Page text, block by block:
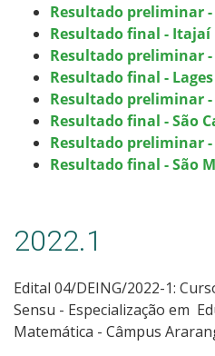
Resultado preliminar
Resultado final - Itajaí
Resultado preliminar -
Resultado final - Lages
Resultado preliminar -
Resultado final - São
Resultado preliminar -
Resultado final - São
2022.1
Edital 04/DEING/2022-1:
Sensu - Especialização em
Matemática - Câmpus